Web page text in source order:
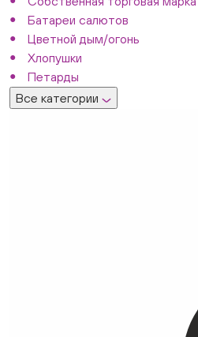
Батареи салютов
Цветной дым/огонь
Хлопушки
Петарды
Все категории